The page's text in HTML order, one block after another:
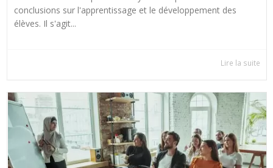
conclusions sur l'apprentissage et le développement des
élèves. Il s'agit...
Lire la suite